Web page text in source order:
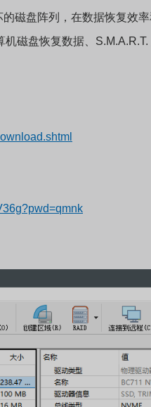
磁盘阵列，在数据恢复效率
磁盘恢复数据、